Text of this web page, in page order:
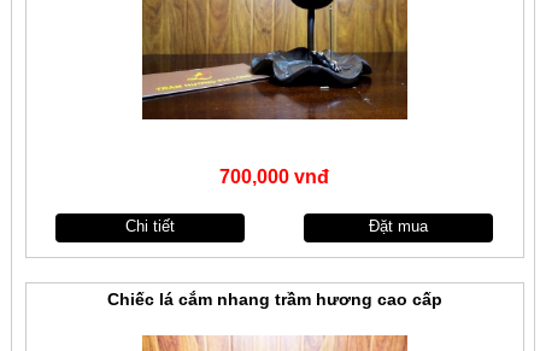
700,000 vnđ
Chi tiết Đặt mua
Chiếc lá cắm nhang trầm hương cao cấp